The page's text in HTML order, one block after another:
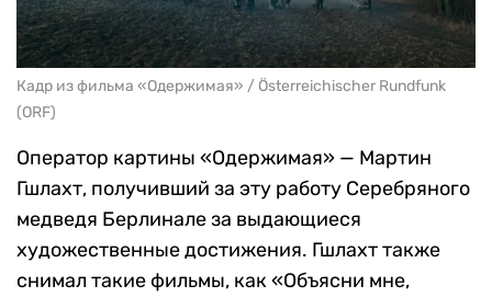
Кадр из фильма «Одержимая» / Österreichischer Rundfunk
(ORF)
Оператор картины «Одержимая» — Мартин
Гшлахт, получивший за эту работу Серебряного
медведя Берлинале за выдающиеся
художественные достижения. Гшлахт также
снимал такие фильмы, как «Объясни мне,